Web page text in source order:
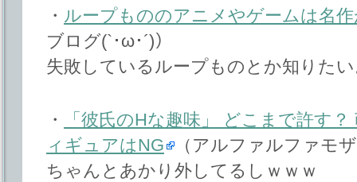
・ ループもののアニメやゲームは名
ブログ(`･ω･´)）
失敗しているループものとか知りた
・
「彼氏のHな趣味」 どこまで許す
ィギュアはNG
（アルファルファモ
ちゃんとあかり外してるしｗｗｗ